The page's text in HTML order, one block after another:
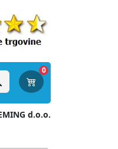
0
d.o.o.